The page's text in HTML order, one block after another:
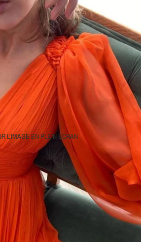
L’IMAGE EN PLEIN ÉCRAN